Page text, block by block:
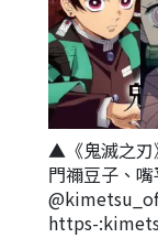
▲《鬼滅之刃
門禰豆子、
https-